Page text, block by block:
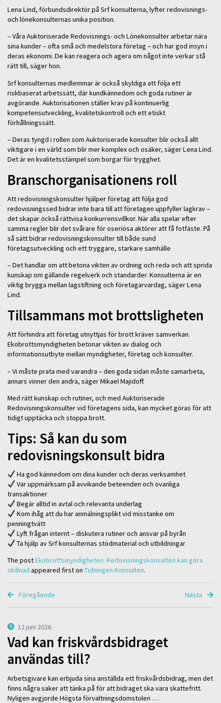
Lena Lind, förbundsdirektör på Srf konsulterna, lyfter redovisnings-
och lönekonsulternas unika position.
– Våra Auktoriserade Redovisnings- och Lönekonsulter arbetar nära
sina kunder – ofta små och medelstora företag – och har god insyn i
deras ekonomi. De kan reagera och agera om något inte verkar stå
rätt till, säger hon.
Srf konsulternas medlemmar är också skyldiga att följa ett
riskbaserat arbetssätt, där kundkännedom och goda rutiner är
avgörande. Auktorisationen ställer krav på kontinuerlig
kompetensutveckling, kvalitetskontroll och ett etiskt
förhållningssätt.
– Deras tyngd i rollen som Auktoriserade konsulter blir också allt
viktigare i en värld som blir mer komplex och osäker, säger Lena Lind.
Det är en kvalitetsstämpel som borgar för trygghet.
Branschorganisationens roll
Att redovisningskonsulter hjälper företag att följa god
redovisningssed bidrar inte bara till att företagen uppfyller lagkrav –
det skapar också rättvisa konkurrensvillkor. När alla spelar efter
samma regler blir det svårare för oseriösa aktörer att få fotfäste. På
så sätt bidrar redovisningskonsulter till både sund
företagsutveckling och ett tryggare, starkare samhälle
– Det handlar om att betona vikten av ordning och reda och att sprida
kunskap om gällande regelverk och standarder. Konsulterna är en
viktig brygga mellan lagstiftning och företagarvardag, säger Lena
Lind.
Tillsammans mot brottsligheten
Att förhindra att företag utnyttjas för brott kräver samverkan.
Ekobrottsmyndigheten betonar vikten av dialog och
informationsutbyte mellan myndigheter, företag och konsulter.
– Vi måste prata med varandra – den goda sidan måste samarbeta,
annars vinner den andra, säger Mikael Majidoff.
Med rätt kunskap och rutiner, och med Auktoriserade
Redovisningskonsulter vid företagens sida, kan mycket göras för att
tidigt upptäcka och stoppa brott.
Tips: Så kan du som
redovisningskonsult bidra
Ha god kännedom om dina kunder och deras verksamhet
Var uppmärksam på avvikande beteenden och ovanliga
transaktioner
Begär alltid in avtal och relevanta underlag
Kom ihåg att du har anmälningsplikt vid misstanke om
penningtvätt
Lyft frågan internt – diskutera rutiner och ansvar på byrån
Ta hjälp av Srf konsulternas stödmaterial och utbildningar
The postEkobrottsmyndigheten: Redovisningskonsulten kan göra
skillnad appeared first on Tidningen Konsulten.
Föregående Nästa
12 juni 2026
Vad kan friskvårdsbidraget
användas till?
Arbetsgivare kan erbjuda sina anställda ett friskvårdsbidrag, men det
finns några saker att tänka på för att bidraget ska vara skattefritt.
Nyligen avgjorde Högsta förvaltningsdomstolen …